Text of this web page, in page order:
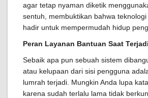
agar tetap nyaman diketik
sentuh, membuktikan bahwa
hadir untuk mempermudah hidup
Peran Layanan Bantuan Saat
Sebaik apa pun sebuah sistem
atau kelupaan dari sisi pengguna
lumrah terjadi. Mungkin Anda lupa
karena sudah terlalu lama tidak